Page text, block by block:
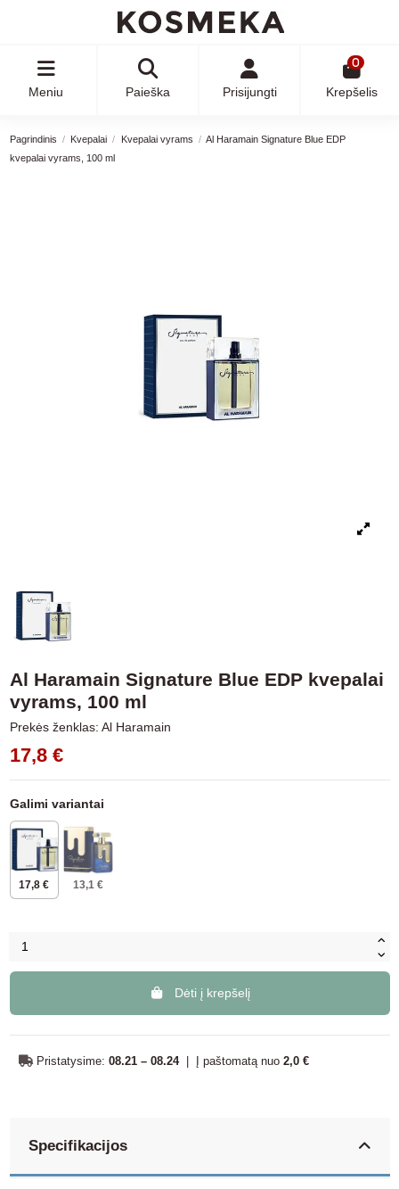
Meniu Paieška Prisijungti
0
Krepšelis
Pagrindinis Kvepalai Kvepalai vyrams
Al Haramain Signature Blue EDP
kvepalai vyrams, 100 ml
Al Haramain Signature Blue EDP kvepalai
vyrams, 100 ml
Prekės ženklas: Al Haramain
17,8 €
Galimi variantai
17,8 € 13,1 €
Dėti į krepšelį
Pristatysime: 08.21 – 08.24 Į paštomatą nuo 2,0 €
Specifikacijos